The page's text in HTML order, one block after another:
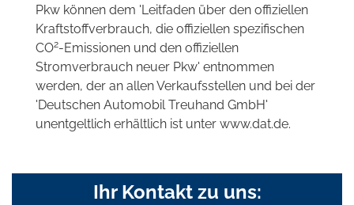
Pkw können dem 'Leitfaden über den offiziellen
Kraftstoffverbrauch, die offiziellen spezifischen
CO2-Emissionen und den offiziellen
Stromverbrauch neuer Pkw' entnommen
werden, der an allen Verkaufsstellen und bei der
'Deutschen Automobil Treuhand GmbH'
unentgeltlich erhältlich ist unter www.dat.de.
Ihr Kontakt zu uns: